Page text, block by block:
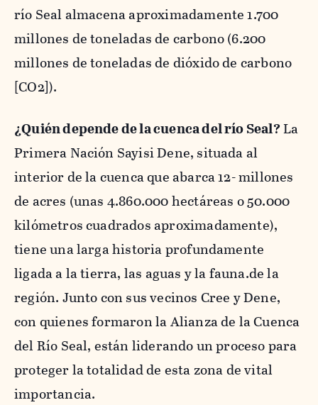
río Seal almacena aproximadamente 1.700
millones de toneladas de carbono (6.200
millones de toneladas de dióxido de carbono
[CO2]).
¿Quién depende de la cuenca del río Seal?La
Primera Nación Sayisi Dene, situada al
interior de la cuenca que abarca 12- millones
de acres (unas 4.860.000 hectáreas o 50.000
kilómetros cuadrados aproximadamente),
tiene una larga historia profundamente
ligada a la tierra, las aguas y la fauna.de la
región. Junto con sus vecinos Cree y Dene,
con quienes formaron la Alianza de la Cuenca
del Río Seal, están liderando un proceso para
proteger la totalidad de esta zona de vital
importancia.